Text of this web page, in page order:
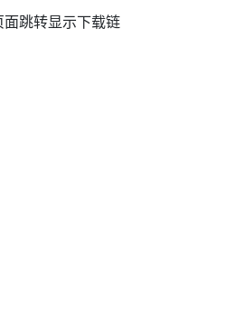
跳转显示下载链